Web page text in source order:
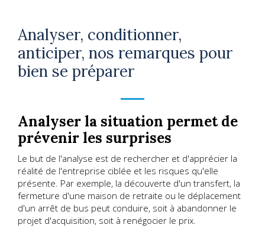
Analyser, conditionner,
anticiper, nos remarques pour
bien se préparer
Analyser la situation permet de
prévenir les surprises
Le but de l'analyse est de rechercher et d'apprécier la
réalité de l'entreprise ciblée et les risques qu'elle
présente. Par exemple, la découverte d'un transfert, la
fermeture d'une maison de retraite ou le déplacement
d'un arrêt de bus peut conduire, soit à abandonner le
projet d'acquisition, soit à renégocier le prix.